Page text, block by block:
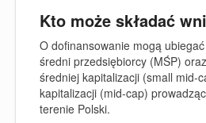
Kto może składać
O dofinansowanie mogą
średni przedsiębiorcy (MŚP)
średniej kapitalizacji (small mid-
kapitalizacji (mid-cap)
terenie Polski.